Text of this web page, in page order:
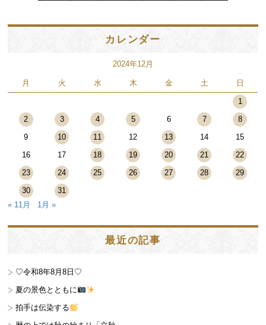
カレンダー
2024年12月
月 火 水 木 金 土 日
1
2
3 4 5 6 7
8
9
10 11 12 13 14
15
16
17 18 19 20 21
22
23
24 25 26 27 28
29
30
31
« 11月
1月 »
最近の記事
♡令和8年8月8日♡
夏の景色とともに
拍手は伝染する